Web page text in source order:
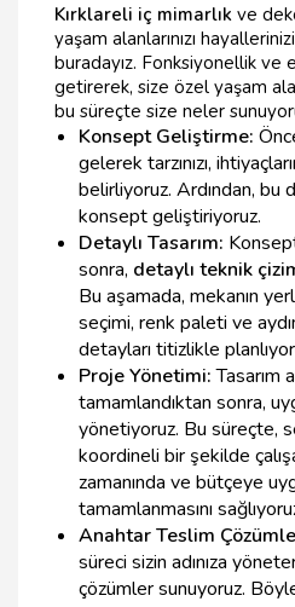
Kırklareli iç mimarlık ve
yaşam alanlarınızı
buradayız. Fonksiyonellik ve
getirerek, size özel yaşam
bu süreçte size neler
Konsept Geliştirme:
gelerek tarzınızı,
belirliyoruz. Ardından, bu
konsept geliştiriyoruz.
Detaylı Tasarım:
sonra, detaylı teknik
Bu aşamada, mekanın
seçimi, renk paleti ve
detayları titizlikle
Proje Yönetimi:Tasarım
tamamlandıktan sonra,
yönetiyoruz. Bu süreçte,
koordineli bir şekilde
zamanında ve bütçeye
tamamlanmasını
Anahtar Teslim
süreci sizin adınıza
çözümler sunuyoruz.